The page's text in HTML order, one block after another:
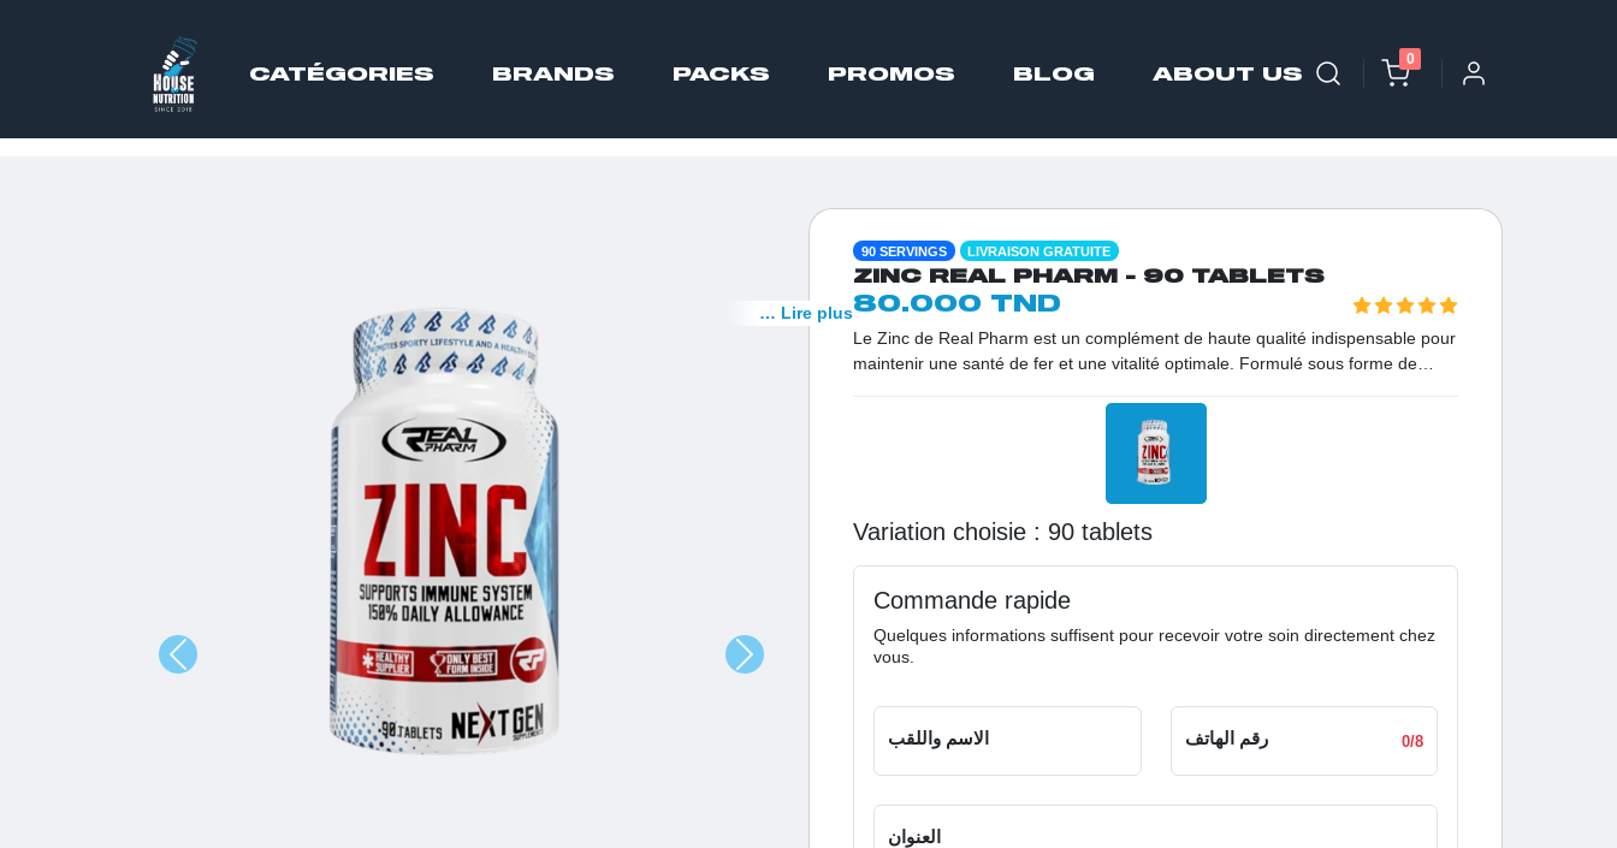
CATÉGORIES BRANDS PACKS PROMOS BLOG ABOUT US
0
90 SERVINGS LIVRAISON GRATUITE
ZINC REAL PHARM - 90 TABLETS
80.000 TND
Le Zinc de Real Pharm est un complément de haute qualité indispensable pour
maintenir une santé de fer et une vitalité optimale. Formulé sous forme de
fonctionnement du système immunitaire, la synthèse des protéines et la santé
de la peau et des cheveux. Que vous soyez un athlète cherchant à améliorer
sa récupération ou une personne active souhaitant protéger son organisme, le
Zinc Real Pharm vous offre une protection efficace et une performance
… Lire plus
Variation choisie : 90 tablets
Commande rapide
Quelques informations suffisent pour recevoir votre soin directement chez
vous.
الاسم واللقب رقم الهاتف 0/8
العنوان